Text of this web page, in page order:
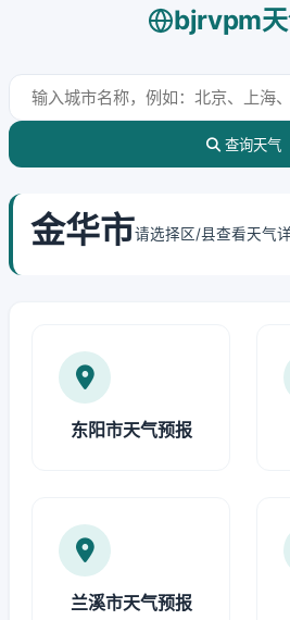
bjrvpm天
查询天气
金华市请选择区/县查看天气
东阳市天气预报
兰溪市天气预报